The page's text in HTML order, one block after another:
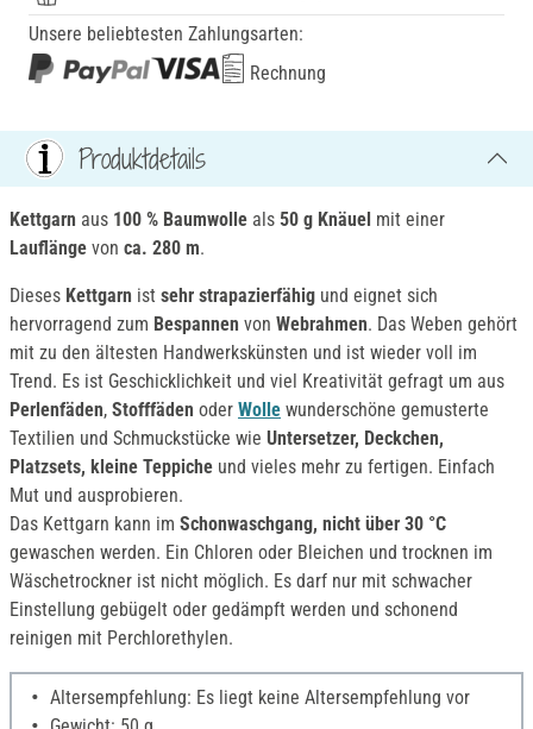
Unsere beliebtesten Zahlungsarten:
Rechnung
Produktdetails
Kettgarn aus 100 % Baumwolle als 50 g Knäuel mit einer
Lauflänge von ca. 280 m.
Dieses Kettgarn ist sehr strapazierfähig und eignet sich
hervorragend zum Bespannen von Webrahmen. Das Weben gehört
mit zu den ältesten Handwerkskünsten und ist wieder voll im
Trend. Es ist Geschicklichkeit und viel Kreativität gefragt um aus
Perlenfäden, Stofffäden oder Wolle wunderschöne gemusterte
Textilien und Schmuckstücke wie Untersetzer, Deckchen,
Platzsets, kleine Teppiche und vieles mehr zu fertigen. Einfach
Mut und ausprobieren.
Das Kettgarn kann im Schonwaschgang, nicht über 30 °C
gewaschen werden. Ein Chloren oder Bleichen und trocknen im
Wäschetrockner ist nicht möglich. Es darf nur mit schwacher
Einstellung gebügelt oder gedämpft werden und schonend
reinigen mit Perchlorethylen.
Altersempfehlung: Es liegt keine Altersempfehlung vor